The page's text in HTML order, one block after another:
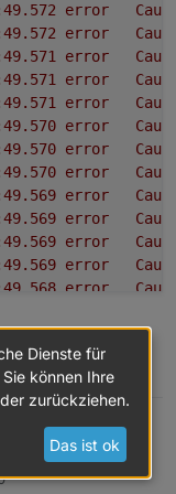
error
error
error
error
error
error
error
error
error
error
error
error
error
2022-02-14 16:19:49.567 error
2022-02-14 16:19:49.560 error
2022-02-14 16:19:49.559 error
2022-02-14 16:19:49.559 error
0
die beta
Dienste für
können Ihre
zurückziehen.
Das ist ok